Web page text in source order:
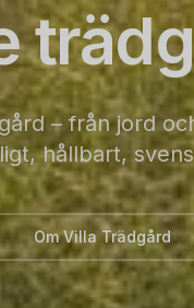
– från jord
hållbart,
Om Villa Trädgård